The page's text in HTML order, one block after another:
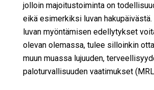
jolloin majoitustoiminta on
eikä esimerkiksi luvan
luvan myöntämisen edellytykset
olevan olemassa, tulee silloinkin
muun muassa lujuuden,
paloturvallisuuden vaatimukset